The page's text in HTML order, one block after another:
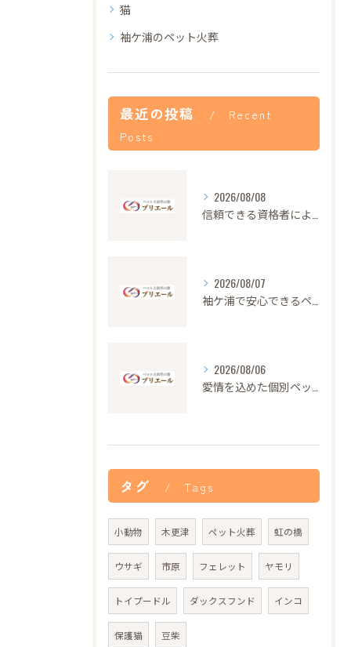
猫
袖ケ浦のペット火葬
最近の投稿
Recent
Posts
2026/08/08
2026/08/07
2026/08/06
タグ Tags
小動物 木更津 ペット火葬 虹の橋
ウサギ 市原 フェレット ヤモリ
トイプードル ダックスフンド インコ
保護猫 豆柴